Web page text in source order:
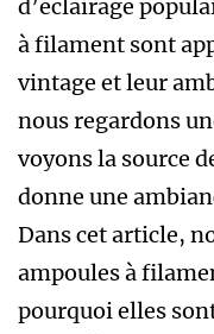
d’éclairage
à filament sont
vintage et leur
nous regardons
voyons la source
donne une
Dans cet article,
ampoules à
pourquoi elles